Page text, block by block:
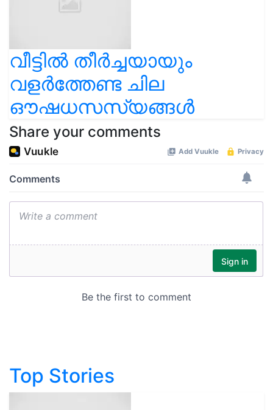
വീട്ടിൽ തീർച്ചയായും
വളർത്തേണ്ട ചില
ഔഷധസസ്യങ്ങൾ
Share your comments
Top Stories